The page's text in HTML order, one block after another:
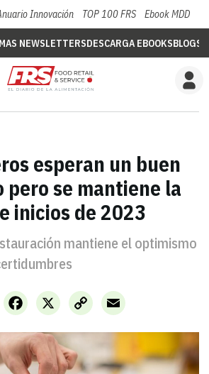
Innovación TOP 100 FRS Ebook MDD
NEWSLETTERSDESCARGA EBOOKSBLOGS
esperan un buen
pero se mantiene la
inicios de 2023
mantiene el optimismo
X
Facebook
Copy
Link
Email